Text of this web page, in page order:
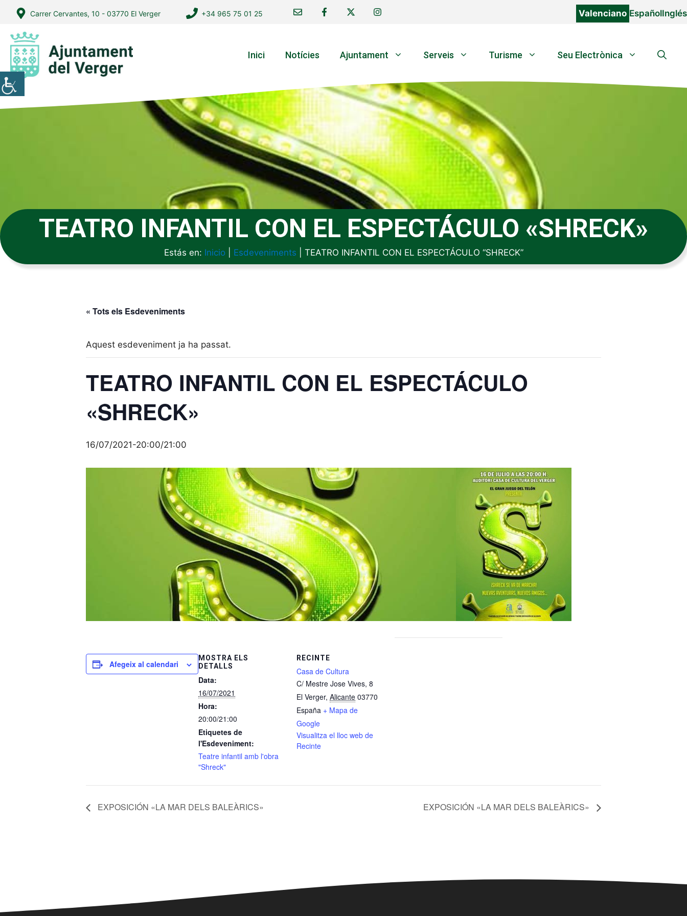
contingut
Carrer Cervantes, 10 - 03770 El Verger +34 965 75 01 25 Valenciano EspañolInglés
Inici Notícies Ajuntament Serveis Turisme Seu Electrònica
TEATRO INFANTIL CON EL ESPECTÁCULO «SHRECK»
Estás en: Inicio| Esdeveniments TEATRO INFANTIL CON EL ESPECTÁCULO “SHRECK”
« Tots els Esdeveniments
Aquest esdeveniment ja ha passat.
TEATRO INFANTIL CON EL ESPECTÁCULO
«SHRECK»
16/07/2021-20:00/21:00
Afegeix al calendari
MOSTRA ELS
DETALLS
Data:
16/07/2021
Hora:
20:00/21:00
Etiquetes de
l'Esdeveniment:
Teatre infantil amb l'obra
"Shreck"
RECINTE
Casa de Cultura
C/ Mestre Jose Vives, 8
El Verger, Alicante 03770
España + Mapa de
Google
Visualitza el lloc web de
Recinte
EXPOSICIÓN «LA MAR DELS BALEÀRICS» EXPOSICIÓN «LA MAR DELS BALEÀRICS»